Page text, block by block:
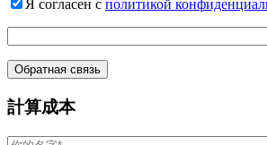
Я согласен с политикой
計算成本